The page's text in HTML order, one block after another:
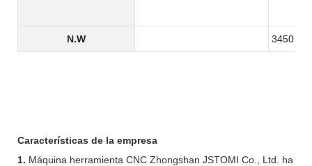
N.W 3450KG
Características de la empresa
1. Máquina herramienta CNC Zhongshan JSTOMI Co., Ltd. ha